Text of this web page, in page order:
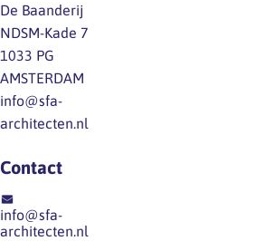
De Baanderij
NDSM-Kade 7
1033 PG
AMSTERDAM
info@sfa-
architecten.nl
Contact
info@sfa-
architecten.nl